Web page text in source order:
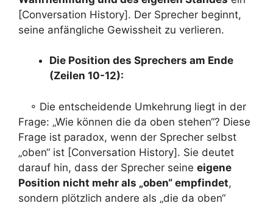
[Conversation History]. Der Sprecher beginnt,
seine anfängliche Gewissheit zu verlieren.
Die Position des Sprechers am Ende
(Zeilen 10-12):
◦ Die entscheidende Umkehrung liegt in der
Frage: „Wie können die da oben stehen“? Diese
Frage ist paradox, wenn der Sprecher selbst
„oben“ ist [Conversation History]. Sie deutet
darauf hin, dass der Sprecher seine eigene
Position nicht mehr als „oben“ empfindet,
sondern plötzlich andere als „die da oben“